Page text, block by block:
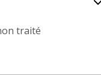
traité